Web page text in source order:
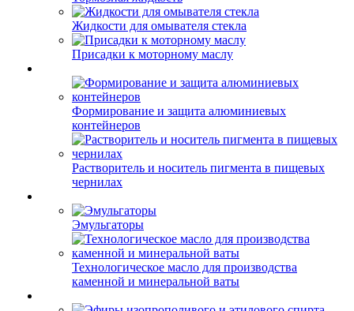
Жидкости для омывателя стекла
Присадки к моторному маслу
Формирование и защита алюминиевых
контейнеров
Растворитель и носитель пигмента в пищевых
чернилах
Эмульгаторы
Технологическое масло для производства
каменной и минеральной ваты